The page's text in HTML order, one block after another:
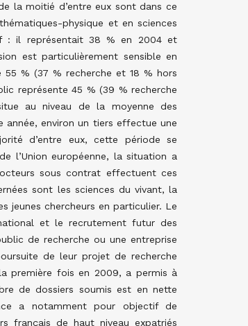
la moitié d’entre eux sont dans ce
physique et en sciences
: il représentait 38 % en 2004 et
est particulièrement sensible en
% (37 % recherche et 18 % hors
représente 45 % (39 % recherche
au niveau de la moyenne des
année, environ un tiers effectue une
d’entre eux, cette période se
l’Union européenne, la situation a
sous contrat effectuent ces
sont les sciences du vivant, la
jeunes chercheurs en particulier. Le
et le recrutement futur des
de recherche ou une entreprise
de leur projet de recherche
première fois en 2009, a permis à
de dossiers soumis est en nette
a notamment pour objectif de
français de haut niveau expatriés